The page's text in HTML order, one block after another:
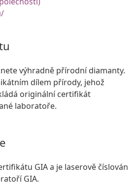
výhradně přírodní diamanty.
dílem přírody, jehož
originální certifikát
laboratoře.
GIA a je laserově číslován
GIA.